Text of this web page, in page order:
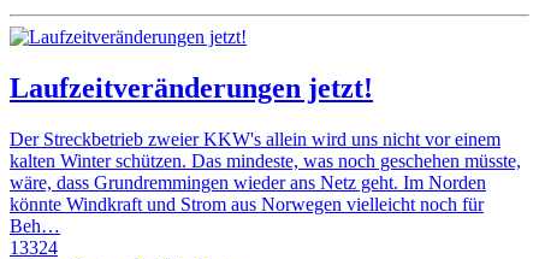
Laufzeitveränderungen jetzt!
Der Streckbetrieb zweier KKW's allein wird uns nicht vor einem
kalten Winter schützen. Das mindeste, was noch geschehen müsste,
wäre, dass Grundremmingen wieder ans Netz geht. Im Norden
könnte Windkraft und Strom aus Norwegen vielleicht noch für
Beh…
13324